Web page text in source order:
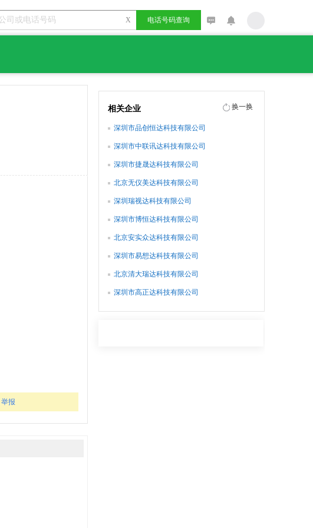
X 电话号码查询
举报
相关企业 换一换
深圳市品创恒达科技有限公司
深圳市中联讯达科技有限公司
深圳市捷晟达科技有限公司
北京无仪美达科技有限公司
深圳瑞视达科技有限公司
深圳市博恒达科技有限公司
北京安实众达科技有限公司
深圳市易想达科技有限公司
北京清大瑞达科技有限公司
深圳市高正达科技有限公司